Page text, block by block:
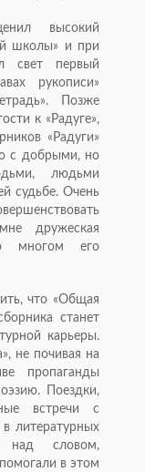
высокий
школы» и при
свет первый
рукописи»
Позже
к «Радуге»,
«Радуги»
с добрыми, но
людьми
судьбе. Очень
дружеская
многом его
что «Общая
станет
карьеры.
не почивая на
пропаганды
Поездки,
встречи с
литературных
над словом,
в этом